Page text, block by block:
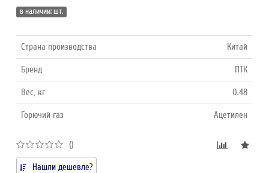
в наличии: шт.
Страна производства Китай
Бренд ПТК
Вес, кг 0.48
Горючий газ Ацетилен
()
Нашли дешевле?